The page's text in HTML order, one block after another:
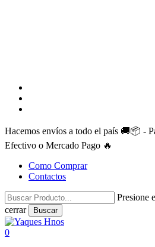
Hacemos envíos a todo el país 🚚📦 -
Efectivo o Mercado Pago 🔥
Como Comprar
Contactos
Presione
cerrar
Buscar
Close
Search
search
account
0